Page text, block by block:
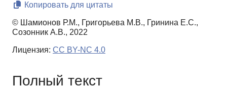
Копировать для цитаты
© Шамионов Р.М., Григорьева М.В., Гринина Е.С.,
Созонник А.В., 2022
Лицензия: CC BY-NC 4.0
Полный текст